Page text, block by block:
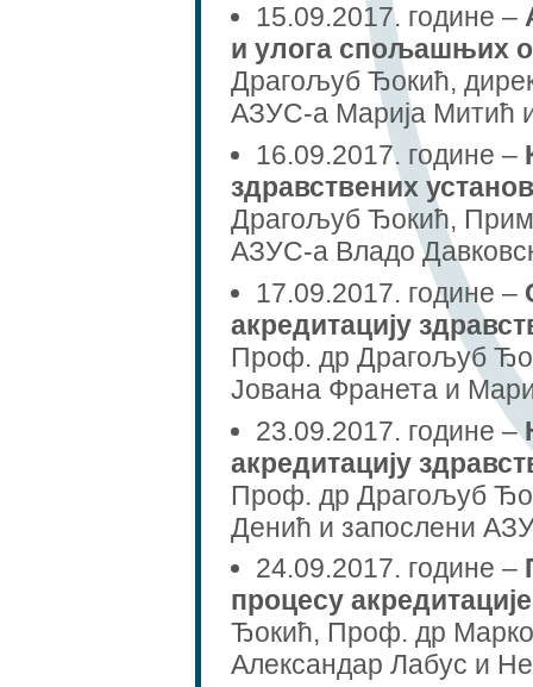
15.09.2017. године –
и улога спољашњих
Драгољуб Ђокић,
АЗУС-а Марија Митић
16.09.2017. године –
здравствених
Драгољуб Ђокић,
АЗУС-а Владо
17.09.2017. године –
акредитацију
Проф. др Драгољуб
Јована Франета и
23.09.2017. године –
акредитацију
Проф. др Драгољуб
Денић и запослени
24.09.2017. године –
процесу акредитације
Ђокић, Проф. др
Александар Лабус и